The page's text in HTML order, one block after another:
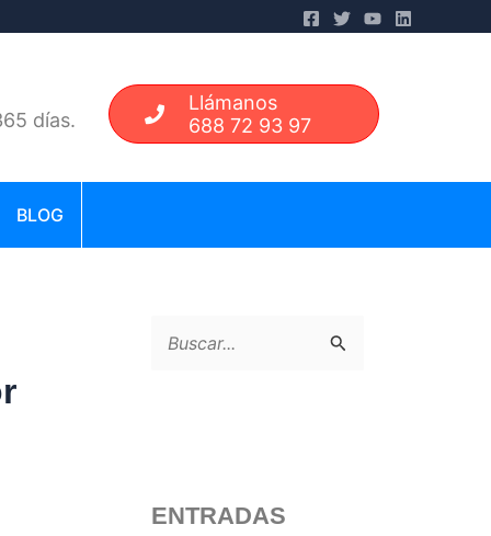
días.
Llámanos
688 72 93 97
BLOG
rENTRADAS